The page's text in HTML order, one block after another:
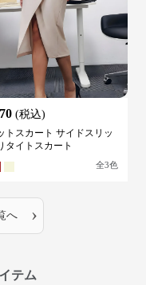
(税込)
トスカート サイドスリッ
タイトスカート
全3色
へ ›
テム